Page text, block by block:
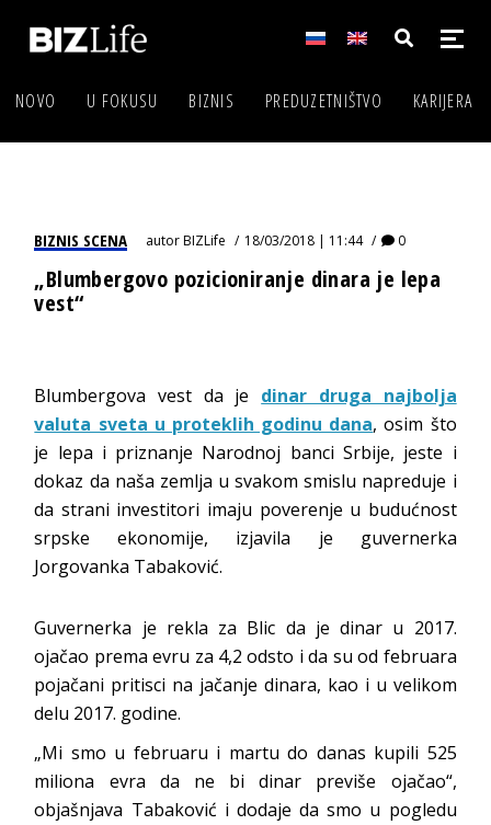
NOVO U FOKUSU BIZNIS PREDUZETNIŠTVO KARIJERA
BIZNIS SCENA autorBIZLife 18/03/2018 | 11:44 0
„Blumbergovo pozicioniranje dinara je lepa
vest“
Blumbergova vest da je dinar druga najbolja
valuta sveta u proteklih godinu dana, osim što
je lepa i priznanje Narodnoj banci Srbije, jeste i
dokaz da naša zemlja u svakom smislu napreduje i
da strani investitori imaju poverenje u budućnost
srpske ekonomije, izjavila je guvernerka
Jorgovanka Tabaković.
Guvernerka je rekla za Blic da je dinar u 2017.
ojačao prema evru za 4,2 odsto i da su od februara
pojačani pritisci na jačanje dinara, kao i u velikom
delu 2017. godine.
„Mi smo u februaru i martu do danas kupili 525
miliona evra da ne bi dinar previše ojačao“,
objašnjava Tabaković i dodaje da smo u pogledu